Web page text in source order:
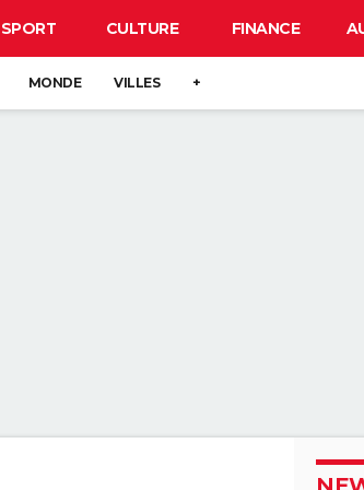
SPORT CULTURE FINANCE
MONDE VILLES +